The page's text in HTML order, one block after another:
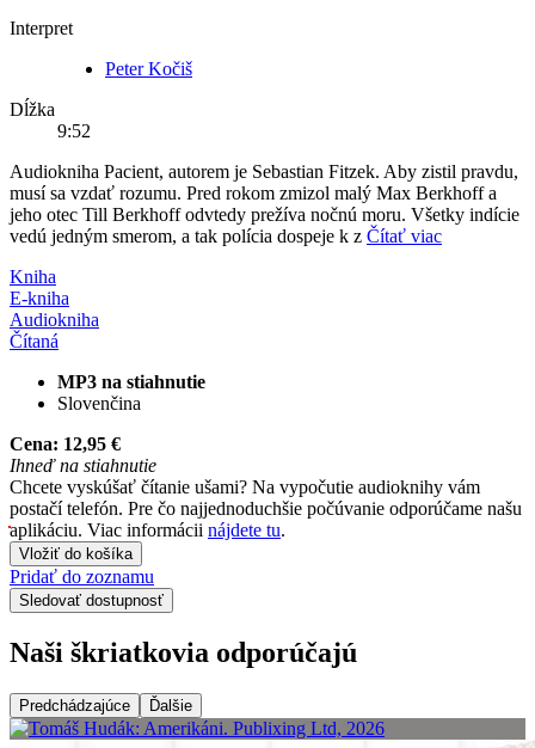
Interpret
Peter Kočiš
Dĺžka
9:52
Audiokniha Pacient, autorem je Sebastian Fitzek. Aby zistil pravdu,
musí sa vzdať rozumu. Pred rokom zmizol malý Max Berkhoff a
jeho otec Till Berkhoff odvtedy prežíva nočnú moru. Všetky indície
vedú jedným smerom, a tak polícia dospeje k z Čítať viac
Kniha
E-kniha
Audiokniha
Čítaná
MP3 na stiahnutie
Slovenčina
Cena: 12,95 €
Ihneď na stiahnutie
Chcete vyskúšať čítanie ušami? Na vypočutie audioknihy vám
postačí telefón. Pre čo najjednoduchšie počúvanie odporúčame našu
aplikáciu. Viac informácii nájdete tu.
Vložiť do košíka
Pridať do zoznamu
Sledovať dostupnosť
Naši škriatkovia odporúčajú
Predchádzajúce Ďalšie